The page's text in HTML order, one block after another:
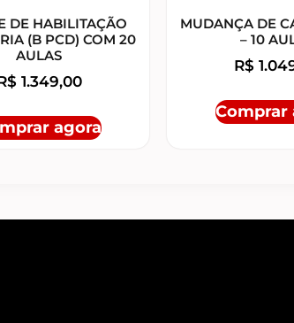
DE HABILITAÇÃO
(B PCD) COM 20
AULAS
1.349,00
agora
MUDANÇA DE
– 10
R$
Comprar